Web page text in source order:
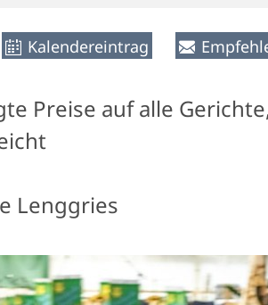
Kalendereintrag
Preise auf alle
Lenggries